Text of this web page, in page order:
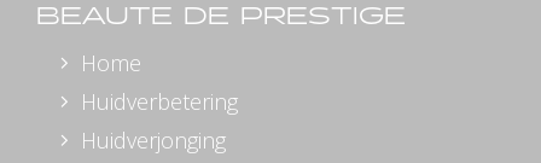
BEAUTE DE PRESTIGE
Home
Huidverbetering
Huidverjonging